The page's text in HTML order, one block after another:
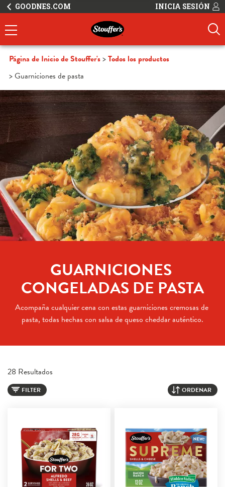
GOODNES.COM INICIA SESIÓN
Página de Inicio de Stouffer's
Todos los productos
Guarniciones de pasta
GUARNICIONES
CONGELADAS DE PASTA
Acompaña cualquier cena con estas guarniciones cremosas de
pasta, todas hechas con salsa de queso cheddar auténtico.
28 Resultados
FILTER ORDENAR